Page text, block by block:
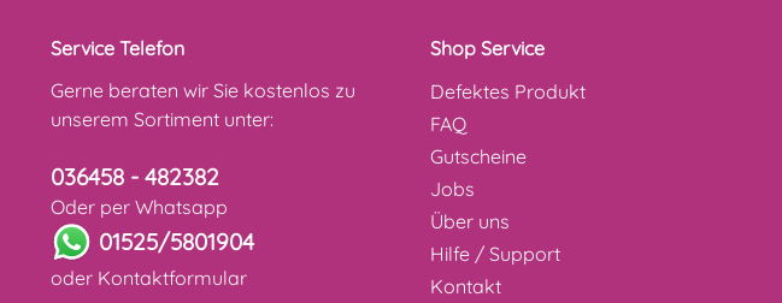
Service Telefon
Gerne beraten wir Sie kostenlos zu
unserem Sortiment unter:
036458 - 482382
Oder per Whatsapp
01525/5801904
oder Kontaktformular
Shop Service
Defektes Produkt
FAQ
Gutscheine
Jobs
Über uns
Hilfe / Support
Kontakt